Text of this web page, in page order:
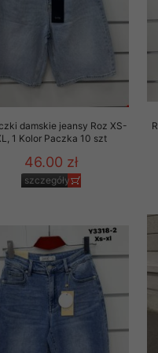
damskie jeansy Roz XS-
1 Kolor Paczka 10 szt
46.00 zł
szczegóły
z ustawą z dnia 29
osobowe Klientów
danych posiadają jedynie
dostępu do swoich
osobowych Klientów
żądanie uprawnionych
w celu dobrania
w swojej przeglądarce
przypadkach
cookies zapisywane na